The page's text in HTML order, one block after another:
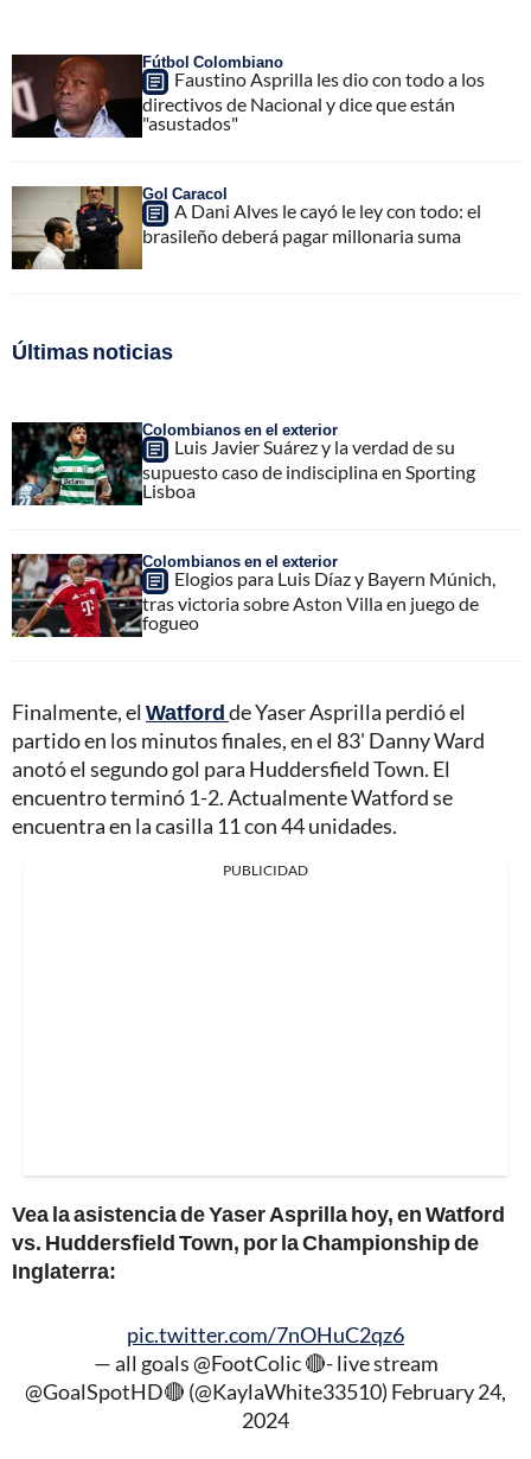
Fútbol Colombiano
Faustino Asprilla les dio con todo a los
directivos de Nacional y dice que están
"asustados"
Gol Caracol
A Dani Alves le cayó le ley con todo: el
brasileño deberá pagar millonaria suma
Últimas noticias
Colombianos en el exterior
Luis Javier Suárez y la verdad de su
supuesto caso de indisciplina en Sporting
Lisboa
Colombianos en el exterior
Elogios para Luis Díaz y Bayern Múnich,
tras victoria sobre Aston Villa en juego de
fogueo
Finalmente, el Watfordde Yaser Asprilla perdió el
partido en los minutos finales, en el 83' Danny Ward
anotó el segundo gol para Huddersfield Town. El
encuentro terminó 1-2. Actualmente Watford se
encuentra en la casilla 11 con 44 unidades.
PUBLICIDAD
Vea la asistencia de Yaser Asprilla hoy, en Watford
vs. Huddersfield Town, por la Championship de
Inglaterra:
pic.twitter.com/7nOHuC2qz6
— all goals @FootColic 🔴- live stream
@GoalSpotHD🔴 (@KaylaWhite33510) February 24,
2024